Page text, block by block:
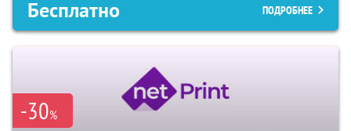
Бесплатно ПОДРОБНЕЕ
-30%